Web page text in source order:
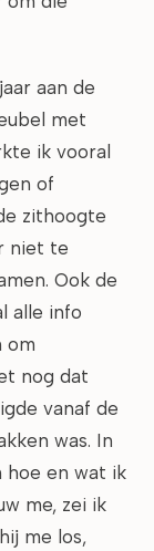
aan de
met
ik vooral
of
zithoogte
niet te
Ook de
alle info
om
nog dat
vanaf de
was. In
hoe en wat ik
me, zei ik
me los,